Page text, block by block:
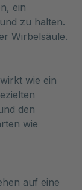
ein
zu halten.
Wirbelsäule.
wie ein
den
wie
auf eine